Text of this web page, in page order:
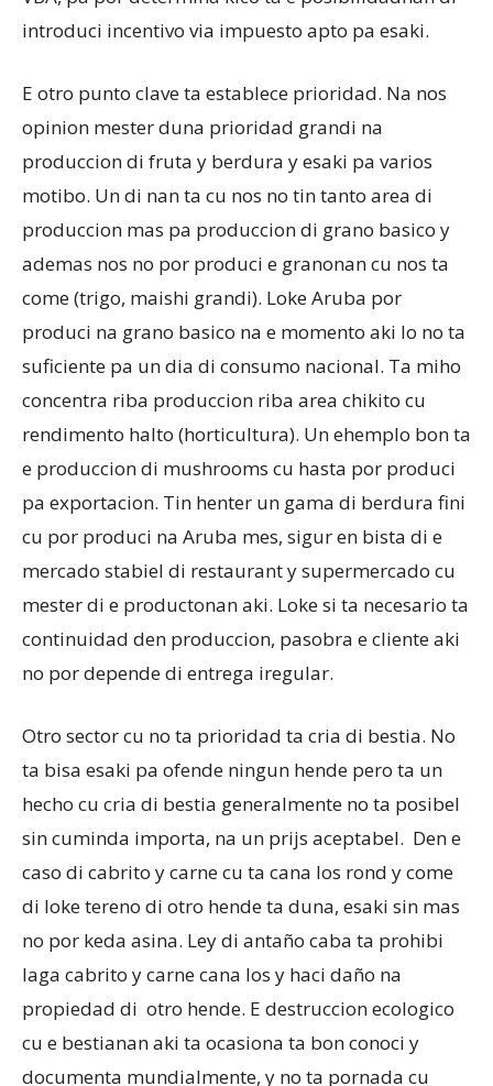
introduci incentivo via impuesto apto pa esaki.
E otro punto clave ta establece prioridad. Na nos
opinion mester duna prioridad grandi na
produccion di fruta y berdura y esaki pa varios
motibo. Un di nan ta cu nos no tin tanto area di
produccion mas pa produccion di grano basico y
ademas nos no por produci e granonan cu nos ta
come (trigo, maishi grandi). Loke Aruba por
produci na grano basico na e momento aki lo no ta
suficiente pa un dia di consumo nacional. Ta miho
concentra riba produccion riba area chikito cu
rendimento halto (horticultura). Un ehemplo bon ta
e produccion di mushrooms cu hasta por produci
pa exportacion. Tin henter un gama di berdura fini
cu por produci na Aruba mes, sigur en bista di e
mercado stabiel di restaurant y supermercado cu
mester di e productonan aki. Loke si ta necesario ta
continuidad den produccion, pasobra e cliente aki
no por depende di entrega iregular.
Otro sector cu no ta prioridad ta cria di bestia. No
ta bisa esaki pa ofende ningun hende pero ta un
hecho cu cria di bestia generalmente no ta posibel
sin cuminda importa, na un prijs aceptabel. Den e
caso di cabrito y carne cu ta cana los rond y come
di loke tereno di otro hende ta duna, esaki sin mas
no por keda asina. Ley di antaño caba ta prohibi
laga cabrito y carne cana los y haci daño na
propiedad di otro hende. E destruccion ecologico
cu e bestianan aki ta ocasiona ta bon conoci y
documenta mundialmente, y no ta pornada cu